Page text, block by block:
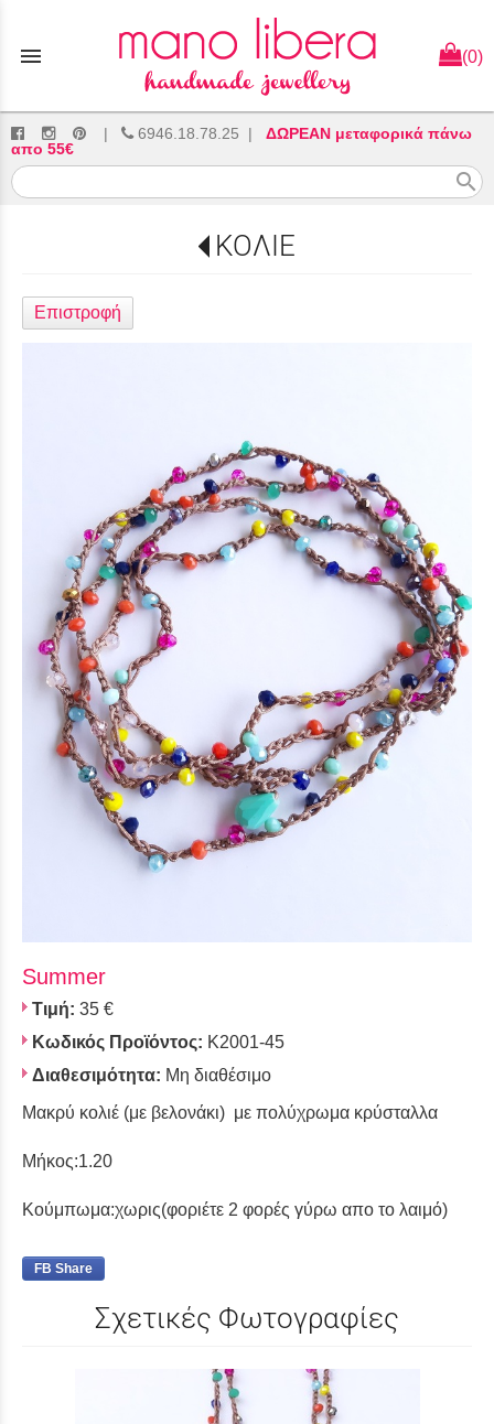
menu (0)
| 6946.18.78.25 | ΔΩΡΕΑΝ μεταφορικά πάνω
απο 55€
search
ΚΟΛΙΕ
Επιστροφή
Summer
Τιμή: 35 €
Κωδικός Προϊόντος: K2001-45
Διαθεσιμότητα: Μη διαθέσιμο
Μακρύ κολιέ (με βελονάκι) με πολύχρωμα κρύσταλλα
Μήκος:1.20
Κούμπωμα:χωρις(φοριέτε 2 φορές γύρω απο το λαιμό)
FB Share
Σχετικές Φωτογραφίες